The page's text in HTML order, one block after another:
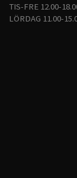
TIS-FRE 12.00-
LÖRDAG 11.00-